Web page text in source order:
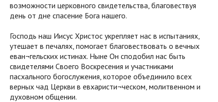
возможности церковного свидетельства, благовествуя
день от дне спасение Бога нашего.
Господь наш Иисус Христос укрепляет нас в испытаниях,
утешает в печалях, помогает благовествовать о вечных
еван¬гельских истинах. Ныне Он сподобил нас быть
свидетелями Своего Воскресения и участниками
пасхального богослужения, которое объединило всех
верных чад Церкви в евхаристи¬ческом, молитвенном и
духовном общении.